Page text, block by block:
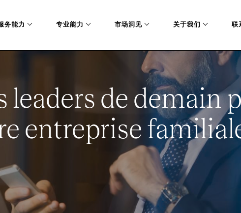
务能力 专业能力 市场洞见 关于我们 联
leaders de demain
entreprise